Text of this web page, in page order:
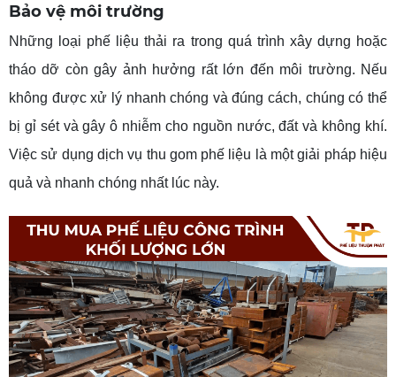
Bảo vệ môi trường
Những loại phế liệu thải ra trong quá trình xây dựng hoặc
tháo dỡ còn gây ảnh hưởng rất lớn đến môi trường. Nếu
không được xử lý nhanh chóng và đúng cách, chúng có thể
bị gỉ sét và gây ô nhiễm cho nguồn nước, đất và không khí.
Việc sử dụng dịch vụ thu gom phế liệu là một giải pháp hiệu
quả và nhanh chóng nhất lúc này.